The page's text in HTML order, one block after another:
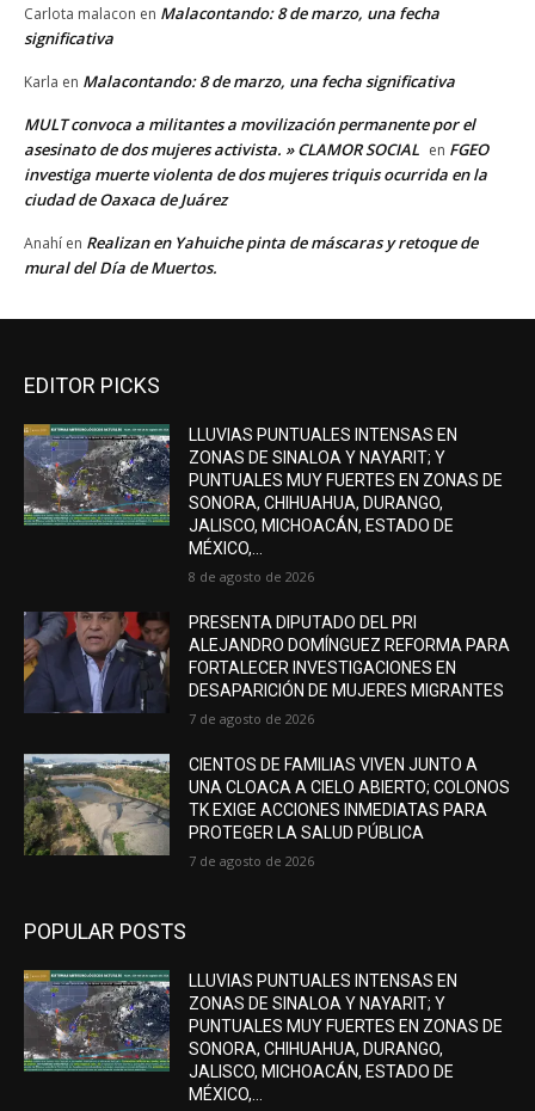
Carlota malacon en Malacontando: 8 de marzo, una fecha
significativa
Karla en Malacontando: 8 de marzo, una fecha significativa
MULT convoca a militantes a movilización permanente por el
asesinato de dos mujeres activista. » CLAMOR SOCIAL en FGEO
investiga muerte violenta de dos mujeres triquis ocurrida en la
ciudad de Oaxaca de Juárez
Anahí en Realizan en Yahuiche pinta de máscaras y retoque de
mural del Día de Muertos.
EDITOR PICKS
LLUVIAS PUNTUALES INTENSAS EN
ZONAS DE SINALOA Y NAYARIT; Y
PUNTUALES MUY FUERTES EN ZONAS DE
SONORA, CHIHUAHUA, DURANGO,
JALISCO, MICHOACÁN, ESTADO DE
MÉXICO,...
8 de agosto de 2026
PRESENTA DIPUTADO DEL PRI
ALEJANDRO DOMÍNGUEZ REFORMA PARA
FORTALECER INVESTIGACIONES EN
DESAPARICIÓN DE MUJERES MIGRANTES
7 de agosto de 2026
CIENTOS DE FAMILIAS VIVEN JUNTO A
UNA CLOACA A CIELO ABIERTO; COLONOS
TK EXIGE ACCIONES INMEDIATAS PARA
PROTEGER LA SALUD PÚBLICA
7 de agosto de 2026
POPULAR POSTS
LLUVIAS PUNTUALES INTENSAS EN
ZONAS DE SINALOA Y NAYARIT; Y
PUNTUALES MUY FUERTES EN ZONAS DE
SONORA, CHIHUAHUA, DURANGO,
JALISCO, MICHOACÁN, ESTADO DE
MÉXICO,...